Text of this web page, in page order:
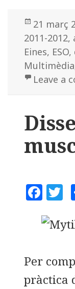
e
b
o
o
r
Posted
on
21 març
2011-2012,
Eines, ESO,
Multimèdia
Leave a
F
c
b
o
T
it
r
Per
pràctica